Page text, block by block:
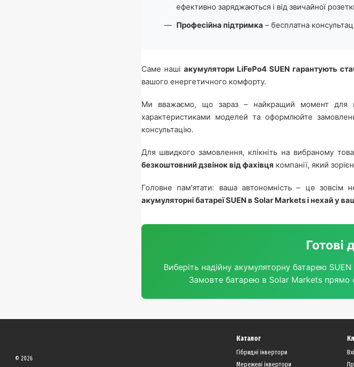
ефективно заряджаються і від звичайної
Професійна підтримка – бесплатна
Саме наші акумулятори LiFePo4 SUEN гарантують
вашого енергетичного комфорту.
Ми вважаємо, що зараз – найкращий момент для
характеристиками моделей та оформлюйте
консультацію.
Для швидкого замовлення, клікніть на вибраному
безкоштовний дзвінок від фахівця компанії, який
Головне пам'ятати: ваша автономність – це зовсім
акумуляторні батареї SUEN в Solar Markets і нехай у
Готові
Виберіть надійну акумуляторну батарею
Замовте батарею в Solar Markets прямо
© 2026
Каталог
Гібридні інвертори
Мережеві інвертори